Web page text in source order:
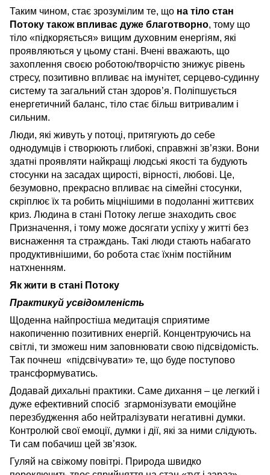
Таким чином, стає зрозумілим те, що на тіло стан
Потоку також впливає дуже благотворно, тому що
тіло «підкоряється» вищим духовним енергіям, які
проявляються у цьому стані. Вчені вважають, що
захоплення своєю роботою/творчістю знижує рівень
стресу, позитивно впливає на імунітет, серцево-судинну
систему та загальний стан здоров’я. Поліпшується
енергетичний баланс, тіло стає більш витривалим і
сильним.
Люди, які живуть у потоці, притягують до себе
однодумців і створюють глибокі, справжні зв’язки. Вони
здатні проявляти найкращі людські якості та будують
стосунки на засадах щирості, вірності, любові. Це,
безумовно, прекрасно впливає на сімейні стосунки,
скріплює їх та робить міцнішими в подоланні життєвих
криз. Людина в стані Потоку легше знаходить своє
Призначення, і тому може досягати успіху у житті без
виснаження та страждань. Такі люди стають набагато
продуктивнішими, бо робота стає їхнім постійним
натхненням.
Як жити в стані Потоку
Практикуй усвідомленість
Щоденна найпростіша медитація сприятиме
накопиченню позитивних енергій. Концентруючись на
світлі, ти зможеш ним заповнювати свою підсвідомість.
Так почнеш «підсвічувати» те, що буде поступово
трансформуватись.
Додавай дихальні практики. Саме дихання – це легкий і
дуже ефективний спосіб згармонізувати емоційне
перезбудження або нейтралізувати негативні думки.
Контролюй свої емоції, думки і дії, які за ними слідують.
Ти сам побачиш цей зв’язок.
Гуляй на свіжому повітрі. Природа швидко